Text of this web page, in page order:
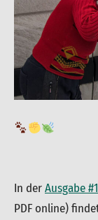
In derAusgabe
PDF online)